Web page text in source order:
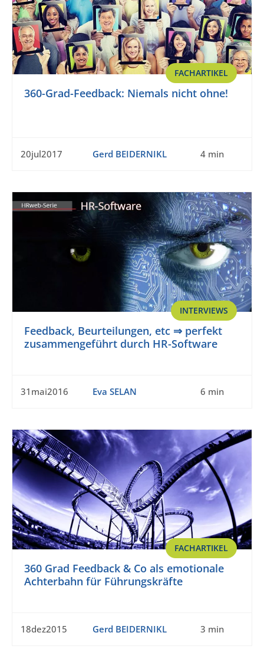
FACHARTIKEL
360-Grad-Feedback: Niemals nicht ohne!
20jul2017 Gerd BEIDERNIKL 4 min
INTERVIEWS
Feedback, Beurteilungen, etc ⇒ perfekt
zusammengeführt durch HR-Software
31mai2016 Eva SELAN 6 min
FACHARTIKEL
360 Grad Feedback & Co als emotionale
Achterbahn für Führungskräfte
18dez2015 Gerd BEIDERNIKL 3 min